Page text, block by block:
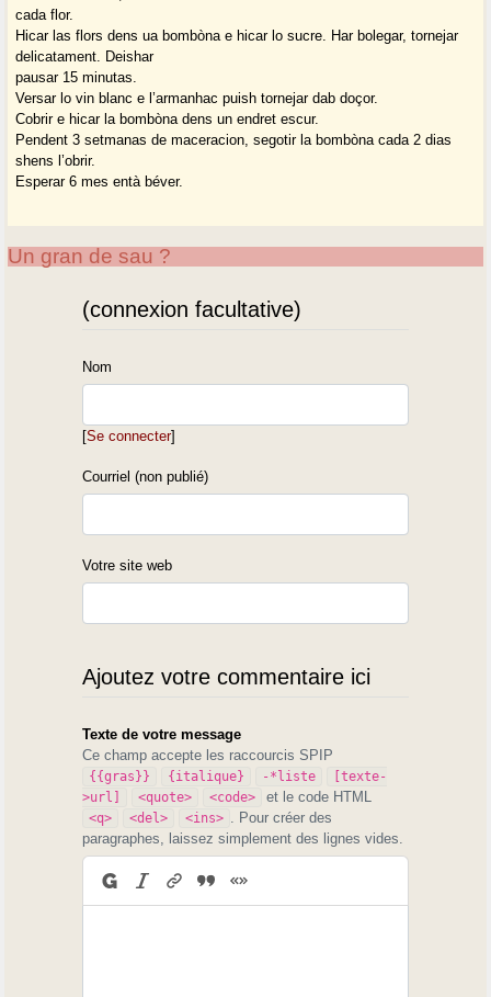
cada flor.
Hicar las flors dens ua bombòna e hicar lo sucre. Har bolegar, tornejar
delicatament. Deishar
pausar 15 minutas.
Versar lo vin blanc e l’armanhac puish tornejar dab doçor.
Cobrir e hicar la bombòna dens un endret escur.
Pendent 3 setmanas de maceracion, segotir la bombòna cada 2 dias
shens l’obrir.
Esperar 6 mes entà béver.
Un gran de sau ?
(connexion facultative)
Nom
[Se connecter]
Courriel (non publié)
Votre site web
Ajoutez votre commentaire ici
Texte de votre message
Ce champ accepte les raccourcis SPIP
{{gras}} {italique} -*liste
[texte-
>url]
<quote> <code> et le code HTML
<q> <del> <ins>
. Pour créer des
paragraphes, laissez simplement des lignes vides.